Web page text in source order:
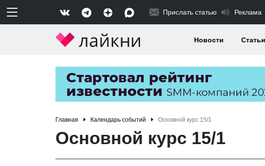
Прислать статью Реклама
Новости Статьи
Главная Календарь событий Основной курс 15/1
Основной курс 15/1